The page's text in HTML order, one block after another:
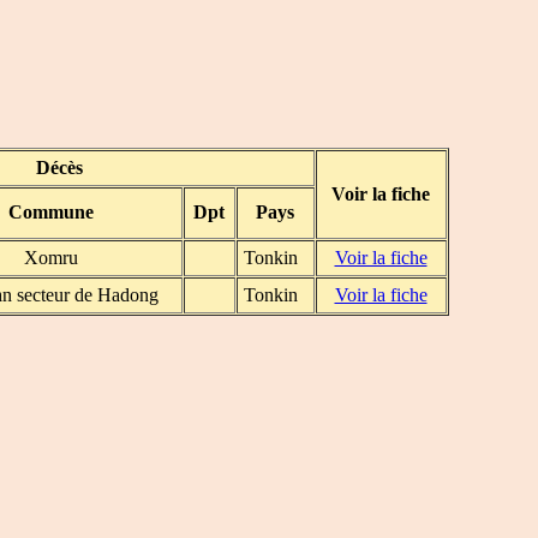
Décès
Voir la fiche
Commune Dpt Pays
Xomru Tonkin
Voir la fiche
secteur de Hadong Tonkin Voir la fiche